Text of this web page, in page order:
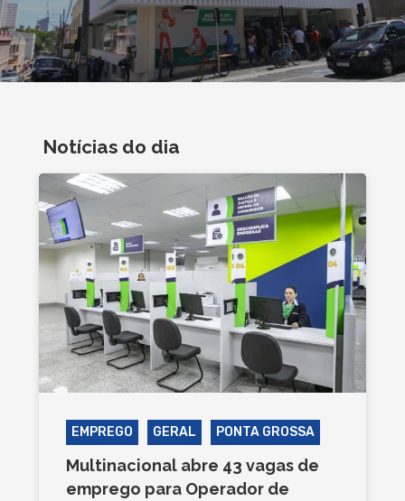
Notícias do dia
EMPREGO GERAL PONTA GROSSA
Multinacional abre 43 vagas de
emprego para Operador de